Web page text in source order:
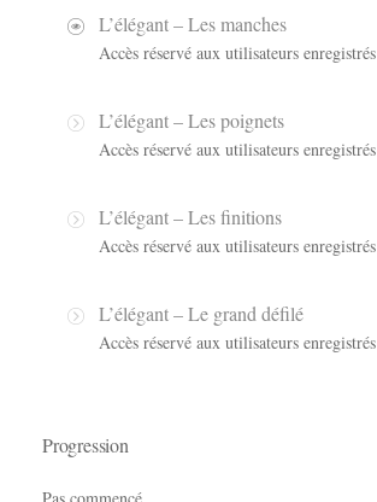
L’élégant – Les manches
Accès réservé aux utilisateurs enregistrés
L’élégant – Les poignets
Accès réservé aux utilisateurs enregistrés
L’élégant – Les finitions
Accès réservé aux utilisateurs enregistrés
L’élégant – Le grand défilé
Accès réservé aux utilisateurs enregistrés
Progression